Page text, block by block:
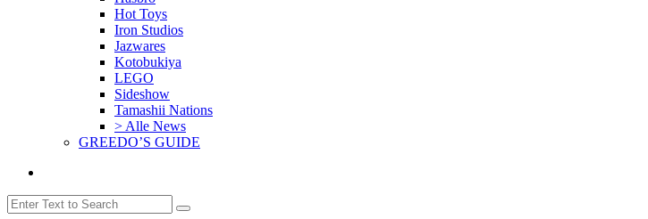
Hot Toys
Iron Studios
Jazwares
Kotobukiya
LEGO
Sideshow
Tamashii Nations
> Alle News
GREEDO’S GUIDE